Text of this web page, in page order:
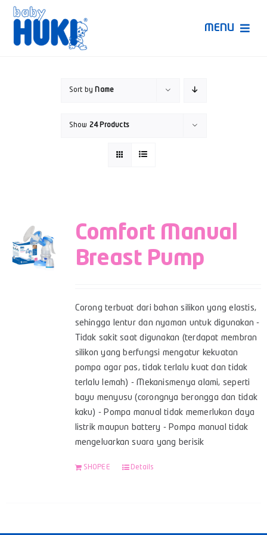
Skip
content
MENU
Sort by Name
Show 24 Products
Comfort Manual
Breast Pump
Corong terbuat dari bahan silikon yang elastis,
sehingga lentur dan nyaman untuk digunakan -
Tidak sakit saat digunakan (terdapat membran
silikon yang berfungsi mengatur kekuatan
pompa agar pas, tidak terlalu kuat dan tidak
terlalu lemah) - Mekanismenya alami, seperti
bayu menyusu (corongnya berongga dan tidak
kaku) - Pompa manual tidak memerlukan daya
listrik maupun battery - Pompa manual tidak
mengeluarkan suara yang berisik
SHOPEE Details